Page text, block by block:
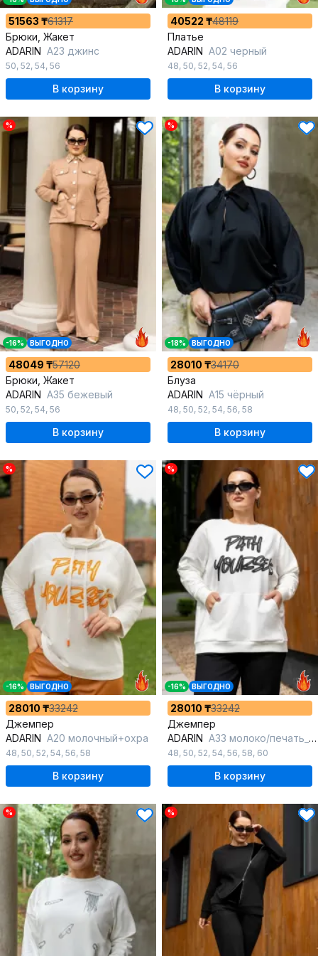
51563 ₸61317
Брюки, Жакет
ADARIN А23 джинс
50, 52, 54, 56
В корзину
40522 ₸48119
Платье
ADARIN A02 черный
48, 50, 52, 54, 56
В корзину
%
-16% ВЫГОДНО
48049 ₸57120
Брюки, Жакет
ADARIN А35 бежевый
50, 52, 54, 56
В корзину
%
-18% ВЫГОДНО
28010 ₸34170
Блуза
ADARIN А15 чёрный
48, 50, 52, 54, 56, 58
В корзину
%
-16% ВЫГОДНО
28010 ₸33242
Джемпер
ADARIN А20 молочный+охра
48, 50, 52, 54, 56, 58
В корзину
%
-16% ВЫГОДНО
28010 ₸33242
Джемпер
ADARIN А33 молоко/печать_ черный
48, 50, 52, 54, 56, 58, 60
В корзину
% %